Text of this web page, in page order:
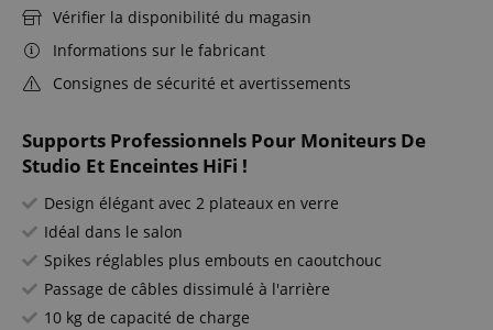
Supports Professionnels Pour Moniteurs De
Studio Et Enceintes HiFi !
Design élégant avec 2 plateaux en verre
Idéal dans le salon
Spikes réglables plus embouts en caoutchouc
Passage de câbles dissimulé à l'arrière
10 kg de capacité de charge
Vérifier la disponibilité du magasin
Informations sur le fabricant
Consignes de sécurité et avertissements